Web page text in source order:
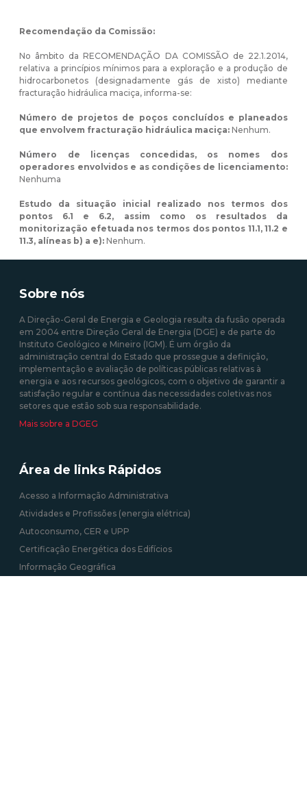
Recomendação da Comissão:
No âmbito da RECOMENDAÇÃO DA COMISSÃO de 22.1.2014,
relativa a princípios mínimos para a exploração e a produção de
hidrocarbonetos (designadamente gás de xisto) mediante
fracturação hidráulica maciça, informa-se:
Número de projetos de poços concluídos e planeados
que envolvem fracturação hidráulica maciça: Nenhum.
Número de licenças concedidas, os nomes dos
operadores envolvidos e as condições de licenciamento:
Nenhuma
Estudo da situação inicial realizado nos termos dos
pontos 6.1 e 6.2, assim como os resultados da
monitorização efetuada nos termos dos pontos 11.1, 11.2 e
11.3, alíneas b) a e): Nenhum.
Sobre nós
A Direção-Geral de Energia e Geologia resulta da fusão operada
em 2004 entre Direção Geral de Energia (DGE) e de parte do
Instituto Geológico e Mineiro (IGM). É um órgão da
administração central do Estado que prossegue a definição,
implementação e avaliação de políticas públicas relativas à
energia e aos recursos geológicos, com o objetivo de garantir a
satisfação regular e contínua das necessidades coletivas nos
setores que estão sob sua responsabilidade.
Mais sobre a DGEG
Área de links Rápidos
Acesso a Informação Administrativa
Atividades e Profissões (energia elétrica)
Autoconsumo, CER e UPP
Certificação Energética dos Edifícios
Informação Geográfica